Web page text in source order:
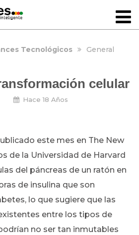
Tecnológicos General
celular
Hace 18 Años
este mes en The New
de la Universidad de Harvard
del páncreas de un ratón en
de insulina que son
lo que sugiere que las
entre los tipos de
no ser tan inmutables